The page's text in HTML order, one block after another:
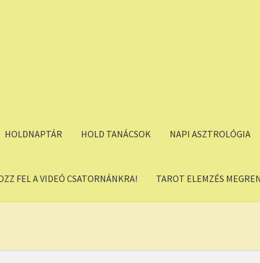
HOLDNAPTÁR HOLD TANÁCSOK NAPI ASZTROLÓGIA
FEL A VIDEÓ CSATORNÁNKRA! TAROT ELEMZÉS